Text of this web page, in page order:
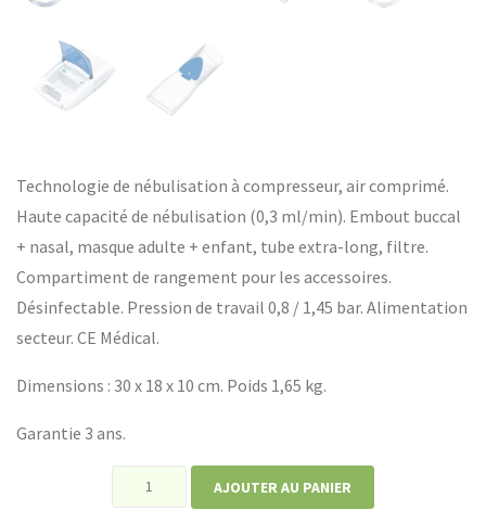
Technologie de nébulisation à compresseur, air comprimé.
Haute capacité de nébulisation (0,3 ml/min). Embout buccal
+ nasal, masque adulte + enfant, tube extra-long, filtre.
Compartiment de rangement pour les accessoires.
Désinfectable. Pression de travail 0,8 / 1,45 bar. Alimentation
secteur. CE Médical.
Dimensions : 30 x 18 x 10 cm. Poids 1,65 kg.
Garantie 3 ans.
quantité
AJOUTER AU PANIER